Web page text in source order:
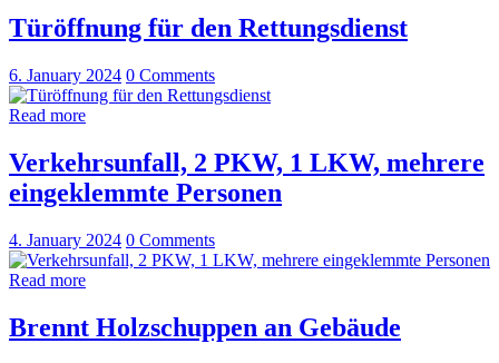
Türöffnung für den Rettungsdienst
6. January 2024 0 Comments
Read more
Verkehrsunfall, 2 PKW, 1 LKW, mehrere
eingeklemmte Personen
4. January 2024 0 Comments
Read more
Brennt Holzschuppen an Gebäude